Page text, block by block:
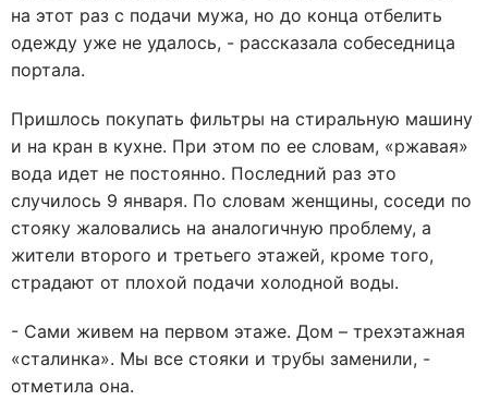
на этот раз с подачи мужа, но до конца отбелить
одежду уже не удалось, - рассказала собеседница
портала.
Пришлось покупать фильтры на стиральную машину
и на кран в кухне. При этом по ее словам, «ржавая»
вода идет не постоянно. Последний раз это
случилось 9 января. По словам женщины, соседи по
стояку жаловались на аналогичную проблему, а
жители второго и третьего этажей, кроме того,
страдают от плохой подачи холодной воды.
- Сами живем на первом этаже. Дом – трехэтажная
«сталинка». Мы все стояки и трубы заменили, -
отметила она.